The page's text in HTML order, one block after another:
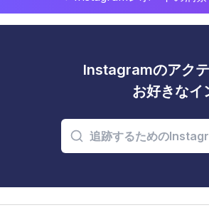
Instagramのアク
お好きなイ